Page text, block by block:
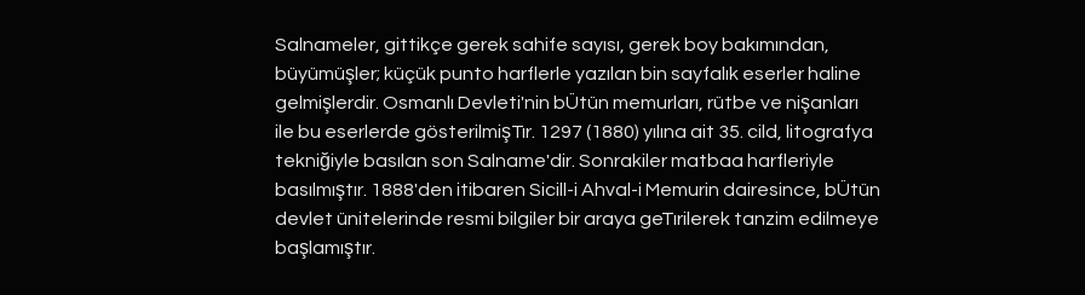
Salnameler, gittikçe gerek sahife sayısı, gerek boy bakımından,
büyümüşler; küçük punto harflerle yazılan bin sayfalık eserler haline
gelmişlerdir. Osmanlı Devleti'nin bÜtün memurları, rütbe ve nişanları
ile bu eserlerde gösterilmişTır. 1297 (1880) yılına ait 35. cild, litografya
tekniğiyle basılan son Salname'dir. Sonrakiler matbaa harfleriyle
basılmıştır. 1888'den itibaren Sicill-i Ahval-i Memurin dairesince, bÜtün
devlet ünitelerinde resmi bilgiler bir araya geTırilerek tanzim edilmeye
başlamıştır.